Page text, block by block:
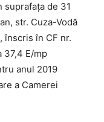
suprafaţa de 31
str. Cuza-Vodă
înscris în CF nr.
37,4 E/mp
anul 2019
a Camerei